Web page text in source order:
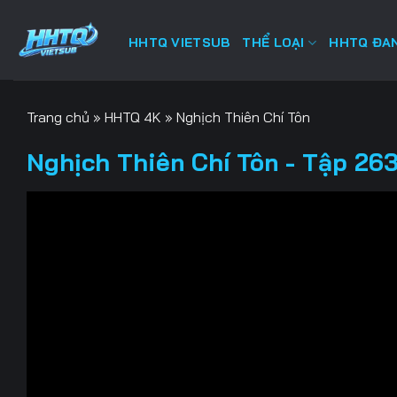
HHTQ VIETSUB THỂ LOẠI HHTQ
Trang chủ » HHTQ 4K » Nghịch Thiên Chí Tôn
Nghịch Thiên Chí Tôn - Tập